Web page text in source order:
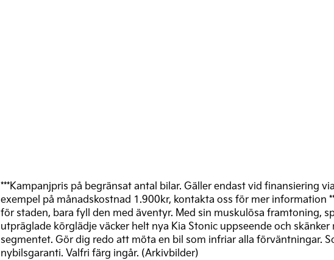
***Kampanjpris på begränsat antal bilar. Gäller endast vid finansiering
exempel på månadskostnad 1.900kr, kontakta oss för mer information
för staden, bara fyll den med äventyr. Med sin muskulösa framtoning,
utpräglade körglädje väcker helt nya Kia Stonic uppseende och
segmentet. Gör dig redo att möta en bil som infriar alla förväntningar.
nybilsgaranti. Valfri färg ingår. (Arkivbilder)